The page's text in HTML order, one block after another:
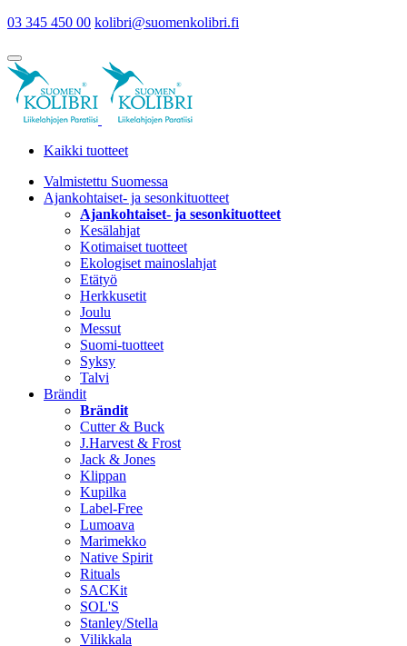
03 345 450 00 kolibri@suomenkolibri.fi
Kaikki tuotteet
Valmistettu Suomessa
Ajankohtaiset- ja sesonkituotteet
Ajankohtaiset- ja sesonkituotteet
Kesälahjat
Kotimaiset tuotteet
Ekologiset mainoslahjat
Etätyö
Herkkusetit
Joulu
Messut
Suomi-tuotteet
Syksy
Talvi
Brändit
Brändit
Cutter & Buck
J.Harvest & Frost
Jack & Jones
Klippan
Kupilka
Label-Free
Lumoava
Marimekko
Native Spirit
Rituals
SACKit
SOL'S
Stanley/Stella
Vilikkala